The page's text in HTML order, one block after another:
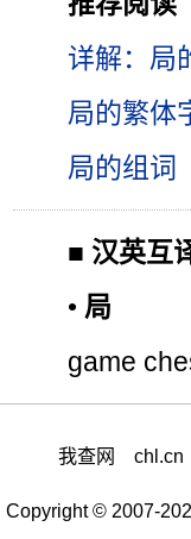
详解：局
局的繁体
局的组词
■ 汉英互
• 局
game
我查网 chl.cn
Copyright © 2007-